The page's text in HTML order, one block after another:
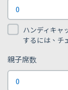
0
椅
席
数
ハンディキャ
するには、チ
親子席数
0